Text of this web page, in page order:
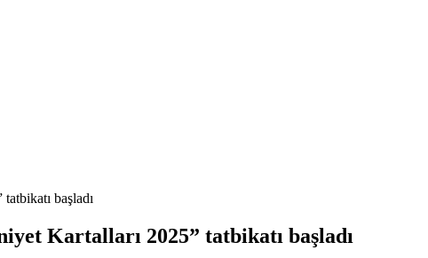
başladı
Kartalları 2025” tatbikatı başladı